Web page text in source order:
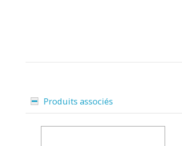
Produits associés